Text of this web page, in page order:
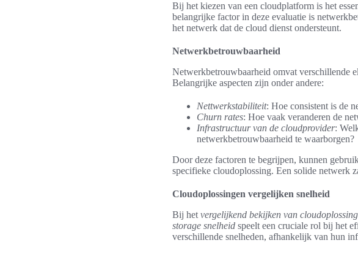
Bij het kiezen van een cloudplatform is het
belangrijke factor in deze evaluatie is
het netwerk dat de cloud dienst ondersteunt.
Netwerkbetrouwbaarheid
Netwerkbetrouwbaarheid omvat verschillende
Belangrijke aspecten zijn onder andere:
Nettwerkstabiliteit: Hoe consistent is de
Churn rates: Hoe vaak veranderen de
Infrastructuur van de cloudprovider:
netwerkbetrouwbaarheid te waarborgen?
Door deze factoren te begrijpen, kunnen
specifieke cloudoplossing. Een solide netwerk
Cloudoplossingen vergelijken snelheid
Bij het vergelijkend bekijken van
storage snelheid speelt een cruciale rol bij het
verschillende snelheden, afhankelijk van hun